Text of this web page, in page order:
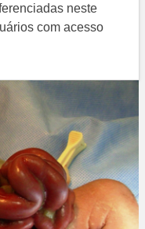
neste
com acesso